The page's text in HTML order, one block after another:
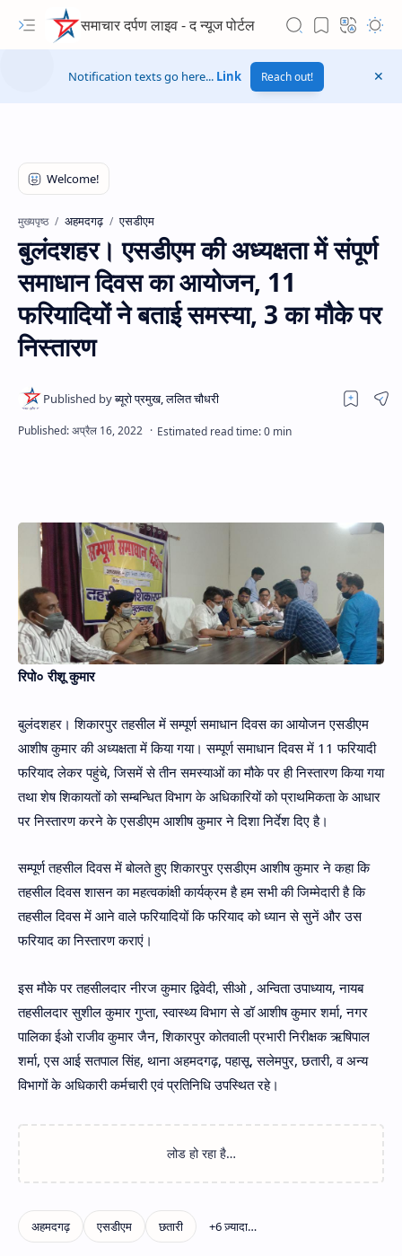
समाचार दर्पण लाइव - द न्यूज पोर्टल
Hidden Menu
Hidden Menu
Notification texts go here... Link Reach out!
मुख्यपृष्ठ अहमदगढ़ एसडीएम
बुलंदशहर। एसडीएम की अध्यक्षता में संपूर्ण
समाधान दिवस का आयोजन, 11
फरियादियों ने बताई समस्या, 3 का मौके पर
निस्तारण
रिपो० रीशू कुमार
बुलंदशहर। शिकारपुर तहसील में सम्पूर्ण समाधान दिवस का आयोजन एसडीएम
आशीष कुमार की अध्यक्षता में किया गया। सम्पूर्ण समाधान दिवस में 11 फरियादी
फरियाद लेकर पहुंचे, जिसमें से तीन समस्याओं का मौके पर ही निस्तारण किया गया
तथा शेष शिकायतों को सम्बन्धित विभाग के अधिकारियों को प्राथमिकता के आधार
पर निस्तारण करने के एसडीएम आशीष कुमार ने दिशा निर्देश दिए है।
सम्पूर्ण तहसील दिवस में बोलते हुए शिकारपुर एसडीएम आशीष कुमार ने कहा कि
तहसील दिवस शासन का महत्वकांक्षी कार्यक्रम है हम सभी की जिम्मेदारी है कि
तहसील दिवस में आने वाले फरियादियों कि फरियाद को ध्यान से सुनें और उस
फरियाद का निस्तारण कराएं।
इस मौके पर तहसीलदार नीरज कुमार द्विवेदी, सीओ , अन्विता उपाध्याय, नायब
तहसीलदार सुशील कुमार गुप्ता, स्वास्थ्य विभाग से डॉ आशीष कुमार शर्मा, नगर
पालिका ईओ राजीव कुमार जैन, शिकारपुर कोतवाली प्रभारी निरीक्षक ऋषिपाल
शर्मा, एस आई सतपाल सिंह, थाना अहमदगढ़, पहासू, सलेमपुर, छतारी, व अन्य
विभागों के अधिकारी कर्मचारी एवं प्रतिनिधि उपस्थित रहे।